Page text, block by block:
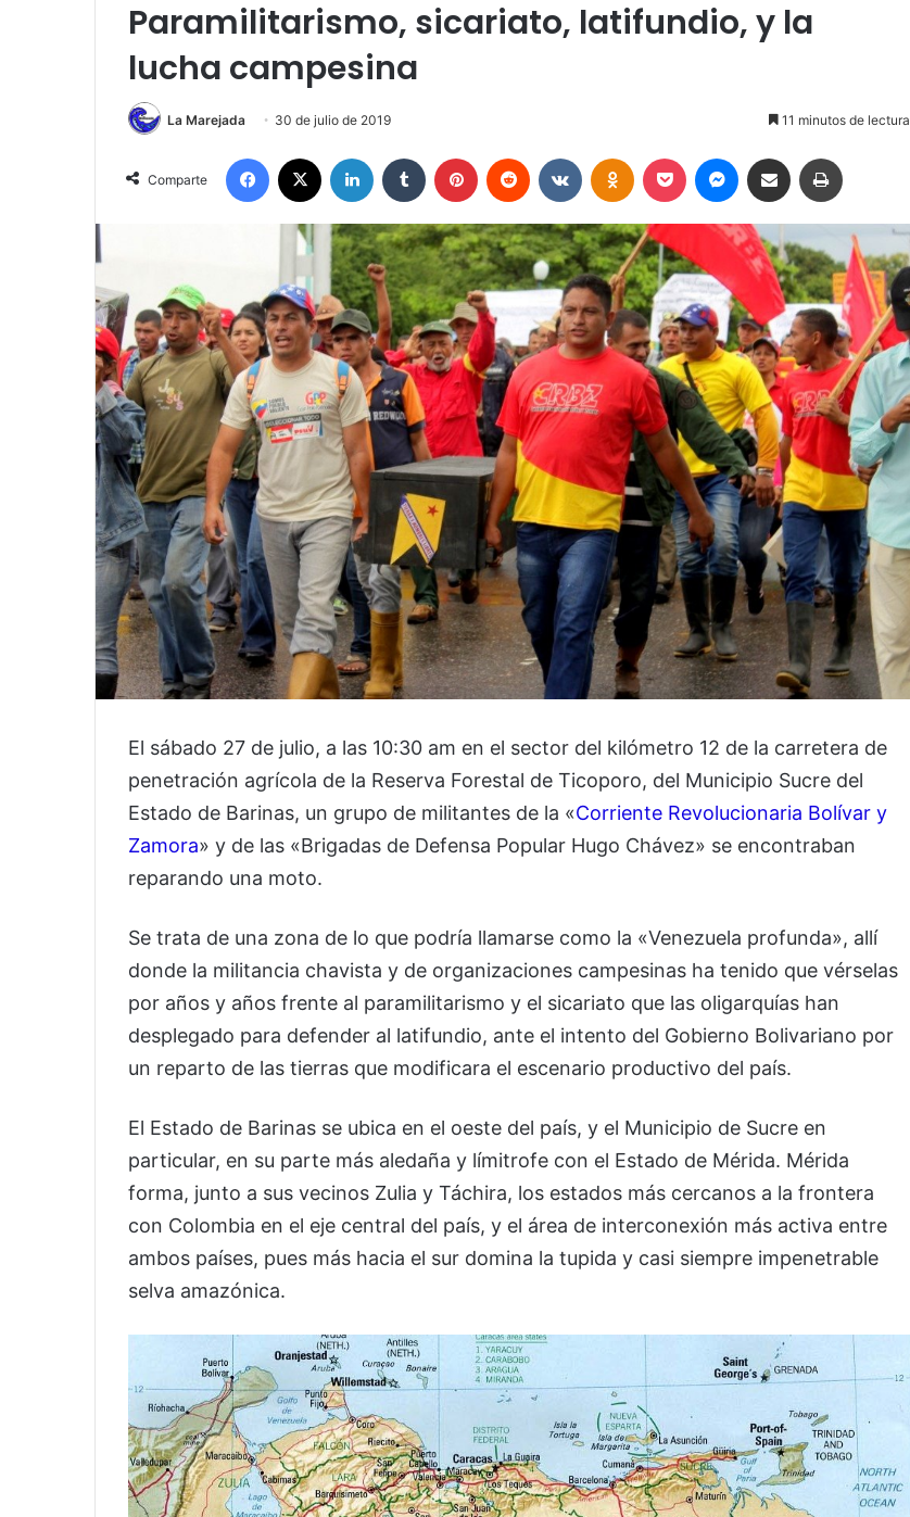
Paramilitarismo, sicariato, latifundio, y la
lucha campesina
La Marejada 30 de julio de 2019 11 minutos de lectura
Comparte
Facebook LinkedIn Tumblr Pinterest Reddit VKontakteOdnoklassniki
Pocket Messenger
Compartir vía Email
El sábado 27 de julio, a las 10:30 am en el sector del kilómetro 12 de la carretera de
penetración agrícola de la Reserva Forestal de Ticoporo, del Municipio Sucre del
Estado de Barinas, un grupo de militantes de la «Corriente Revolucionaria Bolívar y
Zamora» y de las «Brigadas de Defensa Popular Hugo Chávez» se encontraban
reparando una moto.
Se trata de una zona de lo que podría llamarse como la «Venezuela profunda», allí
donde la militancia chavista y de organizaciones campesinas ha tenido que vérselas
por años y años frente al paramilitarismo y el sicariato que las oligarquías han
desplegado para defender al latifundio, ante el intento del Gobierno Bolivariano por
un reparto de las tierras que modificara el escenario productivo del país.
El Estado de Barinas se ubica en el oeste del país, y el Municipio de Sucre en
particular, en su parte más aledaña y límitrofe con el Estado de Mérida. Mérida
forma, junto a sus vecinos Zulia y Táchira, los estados más cercanos a la frontera
con Colombia en el eje central del país, y el área de interconexión más activa entre
ambos países, pues más hacia el sur domina la tupida y casi siempre impenetrable
selva amazónica.